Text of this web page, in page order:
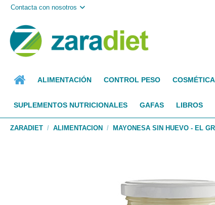
Contacta con nosotros
ALIMENTACIÓN CONTROL PESO
SUPLEMENTOS NUTRICIONALES GAFAS LIBROS
ZARADIET ALIMENTACION MAYONESA SIN HUEVO - EL